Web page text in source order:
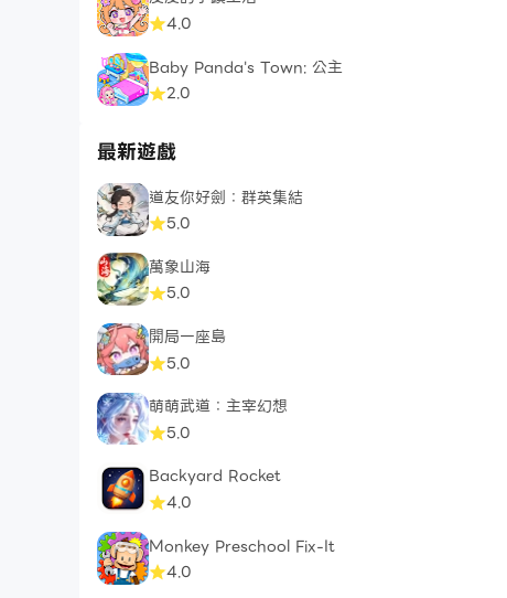
4.0
Baby Panda's Town: 公主
2.0
最新遊戲
道友你好劍：群英集結
5.0
萬象山海
5.0
開局一座島
5.0
萌萌武道：主宰幻想
5.0
Backyard Rocket
4.0
Monkey Preschool Fix-It
4.0